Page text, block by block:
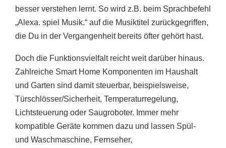
besser verstehen lernt. So wird z.B. beim Sprachbefehl
„Alexa. spiel Musik.“ auf die Musiktitel zurückgegriffen,
die Du in der Vergangenheit bereits öfter gehört hast.
Doch die Funktionsvielfalt reicht weit darüber hinaus.
Zahlreiche Smart Home Komponenten im Haushalt
und Garten sind damit steuerbar, beispielsweise,
Türschlösser/Sicherheit, Temperaturregelung,
Lichtsteuerung oder Saugroboter. Immer mehr
kompatible Geräte kommen dazu und lassen Spül-
und Waschmaschine, Fernseher,